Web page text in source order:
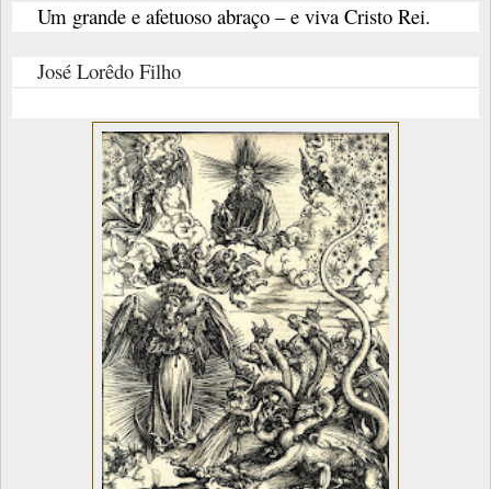
Um grande e afetuoso abraço – e viva Cristo Rei.
José Lorêdo Filho